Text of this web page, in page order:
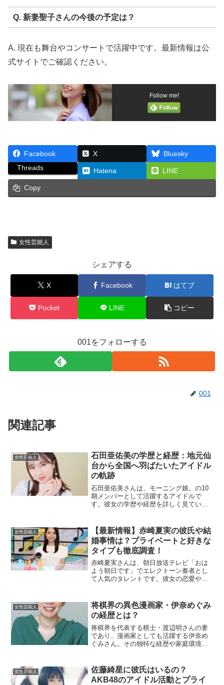
Q. 新妻聖子さんの今後の予定は？
A. 現在も舞台やコンサートで活躍中です。最新情報は公
式サイトでご確認ください。
Follow me!
Facebook X
Bluesky
Threads
Hatena LINE
Copy
女性芸能人
シェアする
X Facebook はてブ
Pocket LINE コピー
001をフォローする
001
関連記事
女性芸能人
石田亜佑美の学歴と経歴：地元仙
台から全国へ羽ばたいたアイドル
の軌跡
石田亜佑美さんは、モーニング娘。の10
期メンバーとして活躍するアイドルで
す。彼女の学歴や経歴を詳しく見ていき
仙台市で生まれました。地元仙台で育
ち、幼少期からダンス...
女性芸能人
【最新情報】赤崎夏実の彼氏や結
婚事情は？プライベートと好きな
タイプも徹底調査！
赤崎夏実さんは、朝日放送テレビ「おは
よう朝日です」でエレクトーン奏者とし
て人気のタレントです。彼女の恋愛や結
在、赤崎夏実さんに彼氏がいるという明
確な情報はありません。S...
女性芸能人
将棋界の異色漫画家・伊奈めぐみ
の経歴とは？
将棋界を代表する棋士・渡辺明さんの妻
であり、漫画家としても活躍する伊奈め
ぐみさん。その独特な経歴や家庭環境、
は？伊奈めぐみさんは、1980年8月2日、
神奈川県逗子市で生...
女性芸能人
佐藤綺星に彼氏はいるの？
AKB48のアイドル活動とプライ